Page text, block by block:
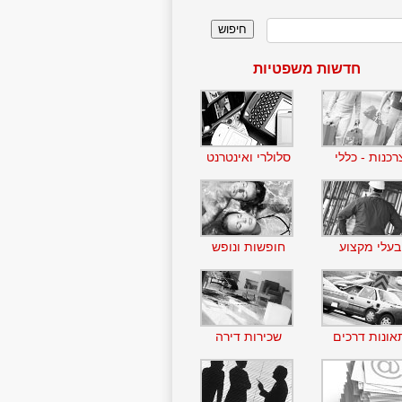
חדשות משפטיות
- כללי סלולרי ואינטרנט
בעלי מקצוע חופשות ונופש
דרכים שכירות דירה